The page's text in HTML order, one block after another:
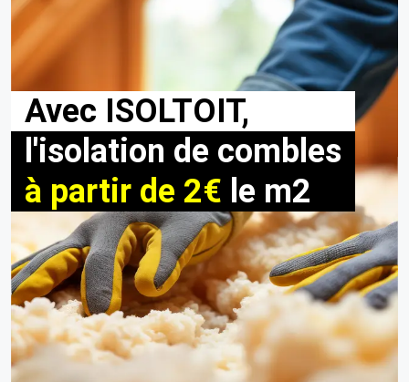
Avec ISOLTOIT,
l'isolation de combles
à partir de 2€ le m2